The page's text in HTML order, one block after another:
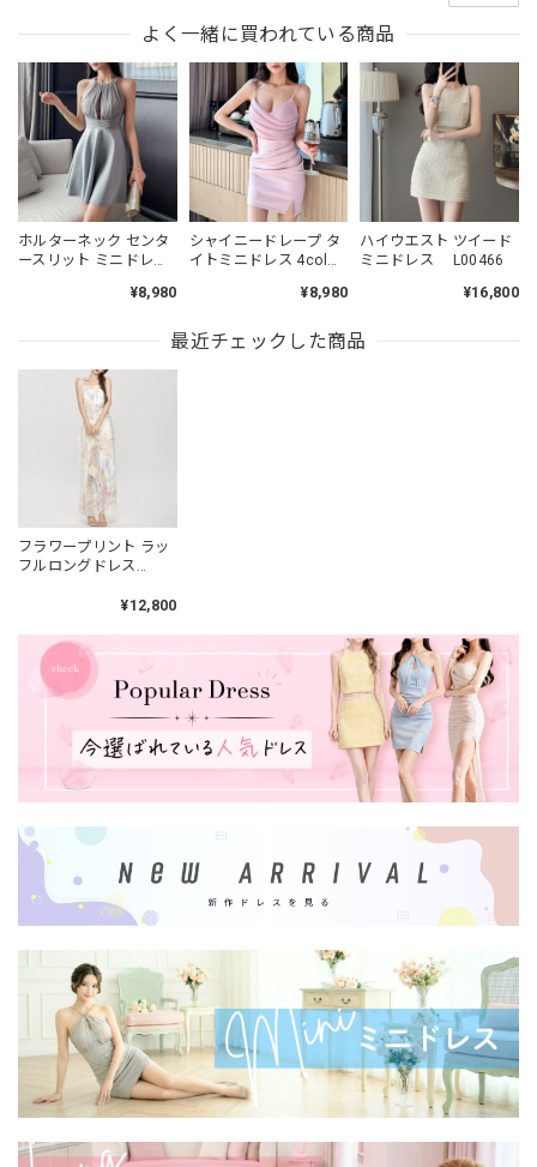
よく一緒に買われている商品
ホルターネック センタ
ースリット ミニドレス
¥8,980
シャイニードレープ タ
イトミニドレス 4col
¥8,980
ハイウエスト ツイード
ミニドレス L00466
¥16,800
最近チェックした商品
フラワープリント ラッ
フルロングドレス
¥12,800